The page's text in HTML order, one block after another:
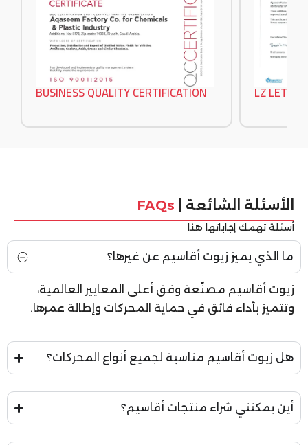
LZ LETTER
BUSINESS QUALITY CERTIFICATION
الأسئلة الشائعة | FAQs
أسئلة تهمك إجاباتها هنا
ما الذي يميز زيوت أقاسيم عن غيرها؟
زيوت أقاسيم مصنّعة وفق أعلى المعايير العالمية،
وتتميز بأداء فائق في حماية المحركات وإطالة عمرها.
هل زيوت أقاسيم مناسبة لجميع أنواع المحركات؟
أين يمكنني شراء منتجات أقاسيم؟